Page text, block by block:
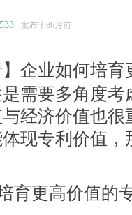
发布于86月前
】企业如何培
需要多角度
经济价值也
现专利价值